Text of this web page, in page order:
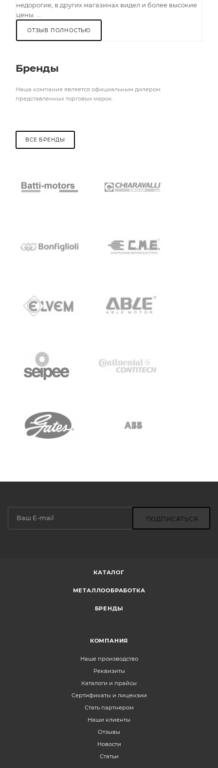
недорогие, в других магазинах видел и более высокие
цены. ...
ОТЗЫВ ПОЛНОСТЬЮ
Бренды
Наша компания является официальным дилером
представленных торговых марок.
ВСЕ БРЕНДЫ
ПОДПИСАТЬСЯ
КАТАЛОГ
МЕТАЛЛООБРАБОТКА
БРЕНДЫ
КОМПАНИЯ
Наше производство
Реквизиты
Каталоги и прайсы
Сертификаты и лицензии
Стать партнером
Наши клиенты
Отзывы
Новости
Статьи